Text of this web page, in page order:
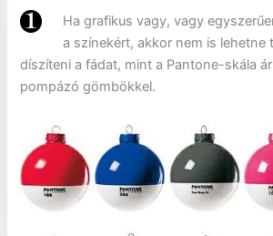
Ha grafikus vagy, vagy
a színekért, akkor nem is lehetne
díszíteni a fádat, mint a Pantone-skála
pompázó gömbökkel.